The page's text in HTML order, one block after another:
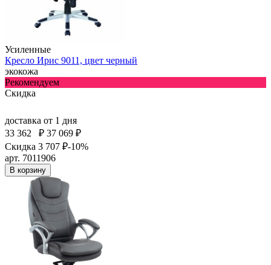
Усиленные
Кресло Ирис 9011, цвет черный
экокожа
Рекомендуем
Скидка
доставка от 1 дня
33 362
₽ 37 069 ₽
Скидка 3 707 ₽-10%
арт. 7011906
В корзину